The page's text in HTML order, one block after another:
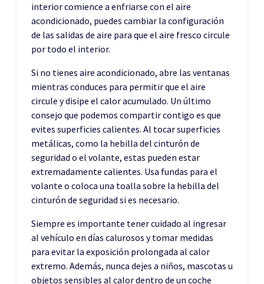
interior comience a enfriarse con el aire
acondicionado, puedes cambiar la configuración
de las salidas de aire para que el aire fresco circule
por todo el interior.
Si no tienes aire acondicionado, abre las ventanas
mientras conduces para permitir que el aire
circule y disipe el calor acumulado. Un último
consejo que podemos compartir contigo es que
evites superficies calientes. Al tocar superficies
metálicas, como la hebilla del cinturón de
seguridad o el volante, estas pueden estar
extremadamente calientes. Usa fundas para el
volante o coloca una toalla sobre la hebilla del
cinturón de seguridad si es necesario.
Siempre es importante tener cuidado al ingresar
al vehículo en días calurosos y tomar medidas
para evitar la exposición prolongada al calor
extremo. Además, nunca dejes a niños, mascotas u
objetos sensibles al calor dentro de un coche